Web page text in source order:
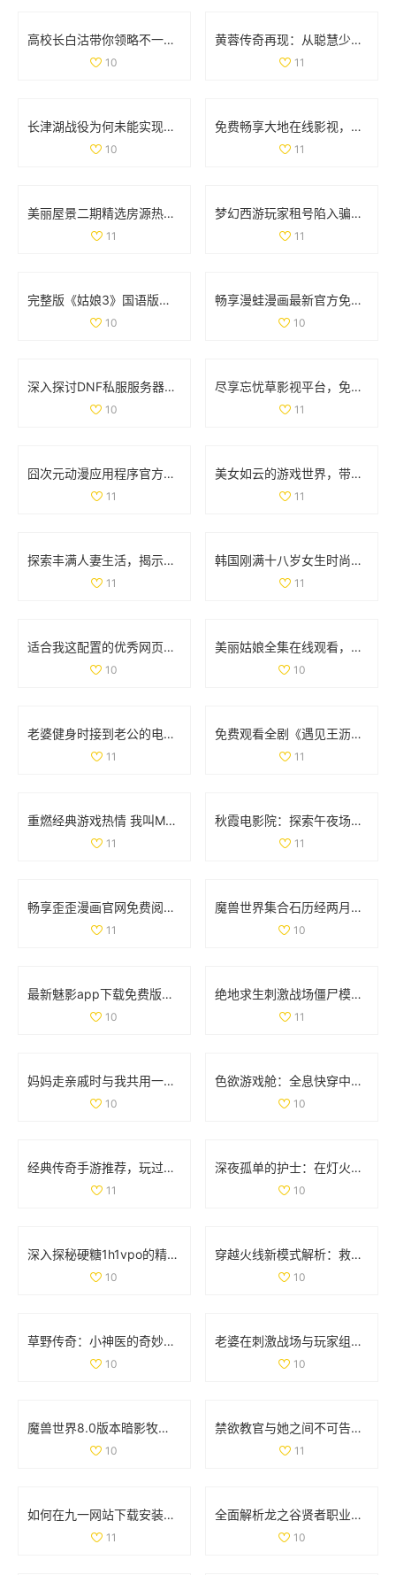
高校长白沽带你领略不一样的校园人生与冒险之旅
10
黄蓉传奇再现：从聪慧少女到武林女侠的成长之路
11
长津湖战役为何未能实现全歼敌军的深度解析
10
免费畅享大地在线影视，随时随地观看热门影片
11
美丽屋景二期精选房源热销中，抓住机会买房吧
11
梦幻西游玩家租号陷入骗局 CBG应优化租赁功能保障权益
11
完整版《姑娘3》国语版在线免费观看的最新资源分享
10
畅享漫蛙漫画最新官方免费版下载安装体验攻略
10
深入探讨DNF私服服务器的安全隐患及技术挑战
10
尽享忘忧草影视平台，免费畅看精彩动漫视频
11
囧次元动漫应用程序官方下载，畅享正版动漫资源的精彩体验
11
美女如云的游戏世界，带你领略视觉盛宴的无限魅力
11
探索丰满人妻生活，揭示她们的独特魅力与精彩故事
11
韩国刚满十八岁女生时尚搭配宝典展现青春活力
11
适合我这配置的优秀网页游戏和单机游戏推荐
10
美丽姑娘全集在线观看，感受不一样的青春魅力与情感故事
10
老婆健身时接到老公的电话，让人意外的瞬间分享
11
免费观看全剧《遇见王沥川》，感受深情与共鸣的故事旅程
11
重燃经典游戏热情 我叫MT的冒险之旅再启航
11
秋霞电影院：探索午夜场次带来的独特观影体验
11
畅享歪歪漫画官网免费阅读的入口与使用指南
11
魔兽世界集合石历经两月努力 小探成功开启十门全功能
10
最新魅影app下载免费版，带你体验极致影音乐趣
10
绝地求生刺激战场僵尸模式详细攻略与玩法解析
11
妈妈走亲戚时与我共用一间房子的利与弊探讨
10
色欲游戏舱：全息快穿中的情感交错与命运挑战之旅
10
经典传奇手游推荐，玩过这两款你绝对老道了！
11
深夜孤单的护士：在灯火阑珊中守护生命的坚定身影
10
深入探秘硬糖1h1vpo的精彩世界与独特魅力
10
穿越火线新模式解析：救世主与生化终结者的精彩对抗
10
草野传奇：小神医的奇妙人生与风流韵事
10
老婆在刺激战场与玩家组队搭档，让我心酸不已
10
魔兽世界8.0版本暗影牧师PVP天赋全面解析与最佳选择指南
10
禁欲教官与她之间不可告人的秘密与欲望探寻
11
如何在九一网站下载安装NBA应用程序的详细步骤解析
11
全面解析龙之谷贤者职业加点与武器选择策略
10